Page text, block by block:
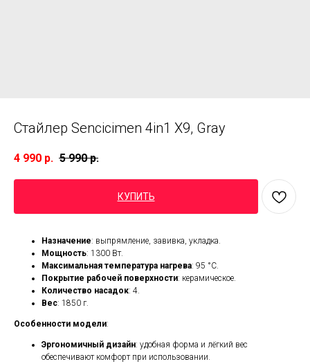
Стайлер Sencicimen 4in1 X9, Gray
4 990 р. 5 990 р.
КУПИТЬ
Назначение: выпрямление, завивка, укладка.
Мощность: 1300 Вт.
Максимальная температура нагрева: 95 °C.
Покрытие рабочей поверхности: керамическое.
Количество насадок: 4.
Вес: 1850 г.
Особенности модели:
Эргономичный дизайн: удобная форма и лёгкий вес
обеспечивают комфорт при использовании.